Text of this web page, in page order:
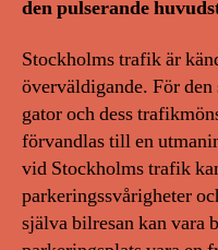
den pulserande
Stockholms trafik är
överväldigande. För den
gator och dess
förvandlas till en
vid Stockholms trafik
parkeringssvårigheter
själva bilresan kan vara